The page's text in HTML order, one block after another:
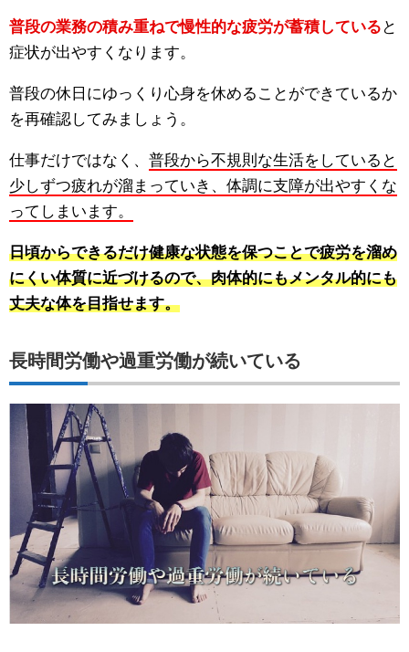
普段の業務の積み重ねで慢性的な疲労が蓄積している と
症状が出やすくなります。
普段の休日にゆっくり心身を休めることができているか
を再確認してみましょう。
仕事だけではなく、 普段から不規則な生活をしていると
少しずつ疲れが溜まっていき、体調に支障が出やすくな
ってしまいます。
日頃からできるだけ健康な状態を保つことで疲労を溜め
にくい体質に近づけるので、肉体的にもメンタル的にも
丈夫な体を目指せます。
長時間労働や過重労働が続いている